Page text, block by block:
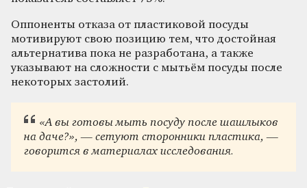
Оппоненты отказа от пластиковой посуды
мотивируют свою позицию тем, что достойная
альтернатива пока не разработана, а также
указывают на сложности с мытьём посуды после
некоторых застолий.
«А вы готовы мыть посуду после шашлыков
на даче?», — сетуют сторонники пластика, —
говорится в материалах исследования.